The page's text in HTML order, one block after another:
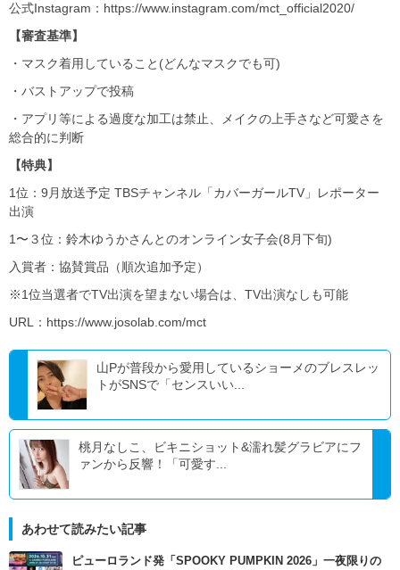
公式Instagram：https://www.instagram.com/mct_official2020/
【審査基準】
・マスク着用していること(どんなマスクでも可)
・バストアップで投稿
・アプリ等による過度な加工は禁止、メイクの上手さなど可愛さを
総合的に判断
【特典】
1位：9月放送予定 TBSチャンネル「カバーガールTV」レポーター
出演
1〜３位：鈴木ゆうかさんとのオンライン女子会(8月下旬)
入賞者：協賛賞品（順次追加予定）
※1位当選者でTV出演を望まない場合は、TV出演なしも可能
URL：https://www.josolab.com/mct
山Pが普段から愛用しているショーメのブレスレッ
トがSNSで「センスいい...
桃月なしこ、ビキニショット&濡れ髪グラビアにフ
ァンから反響！「可愛す...
あわせて読みたい記事
ピューロランド発「SPOOKY PUMPKIN 2026」一夜限りの